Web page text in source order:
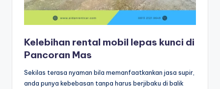
Kelebihan rental mobil lepas kunci di
Pancoran Mas
Sekilas terasa nyaman bila memanfaatkankan jasa supir,
anda punya kebebasan tanpa harus berjibaku di balik